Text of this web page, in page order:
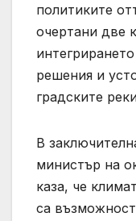
политиките
очертани две
решения и
градските
В
министър на
каза, че
са